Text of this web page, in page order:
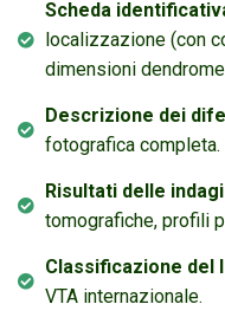
Scheda
localizzazione (con
dimensioni
Descrizione dei
fotografica completa.
Risultati delle
tomografiche, profili
Classificazione del
VTA internazionale.